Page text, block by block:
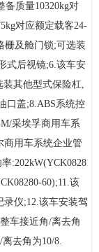
备质量10320kg对
对应额定载客24-
栅及舱门锁;可选装
式后视镜;6.该车安
装其他型式保险杠,
口盖;8.ABS系统控
采埃孚商用车系
商用车系统企业管
:202kW(YCK0828
60);11.该
仪;12.该车安装驾
车接近角/离去角
去角为10/8.